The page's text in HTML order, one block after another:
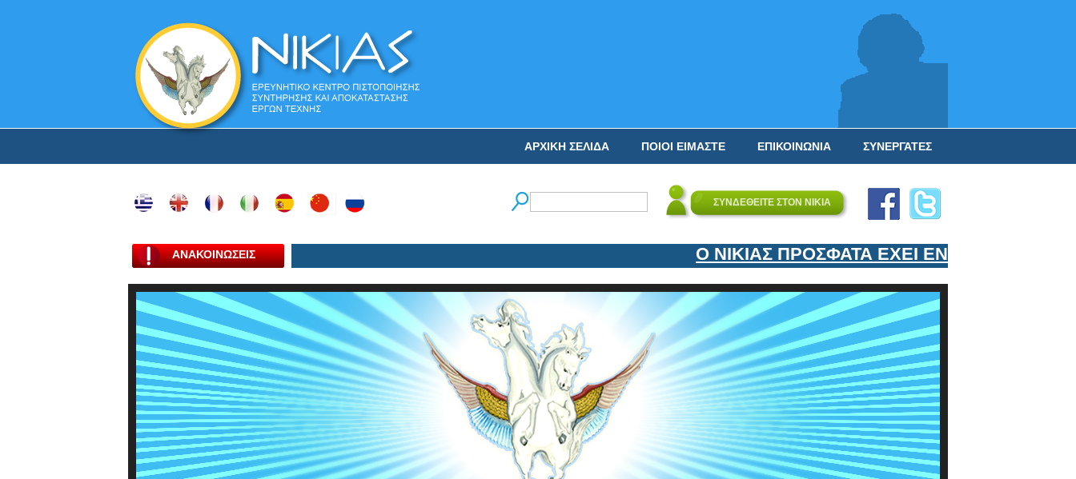
ΣΥΝΕΡΓΑΤΕΣ
ΕΠΙΚΟΙΝΩΝΙΑ
ΠΟΙΟΙ ΕΙΜΑΣΤΕ
ΑΡΧΙΚΗ ΣΕΛΙΔΑ
ΣΥΝΔΕΘΕΙΤΕ ΣΤΟΝ ΝΙΚΙΑ
ΑΝΑΚΟΙΝΩΣΕΙΣ Ο ΝΙΚΙΑΣ ΠΡΟΣΦΑΤΑ ΕΧΕΙ ΕΝΤΑΞΕΙ ΣΤΟΝ